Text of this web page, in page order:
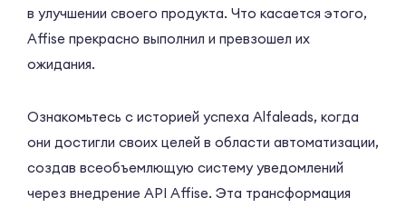
в улучшении своего продукта. Что касается этого,
Affise прекрасно выполнил и превзошел их
ожидания.
Ознакомьтесь с историей успеха Alfaleads, когда
они достигли своих целей в области автоматизации,
создав всеобъемлющую систему уведомлений
через внедрение API Affise. Эта трансформация